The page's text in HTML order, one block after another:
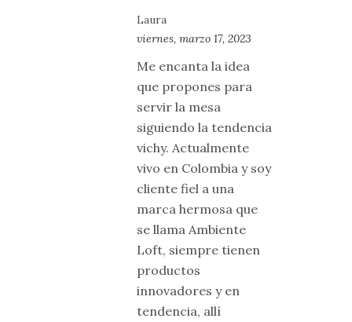
Laura
viernes, marzo 17, 2023
Me encanta la idea
que propones para
servir la mesa
siguiendo la tendencia
vichy. Actualmente
vivo en Colombia y soy
cliente fiel a una
marca hermosa que
se llama Ambiente
Loft, siempre tienen
productos
innovadores y en
tendencia, allí